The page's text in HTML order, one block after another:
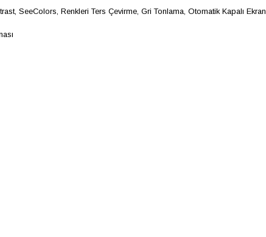
SeeColors, Renkleri Ters Çevirme, Gri Tonlama, Otomatik Kapalı Ekran